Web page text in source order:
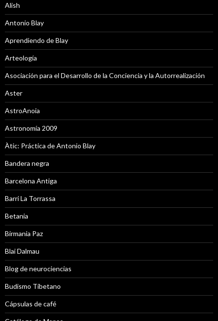
Alish
Antonio Blay
Aprendiendo de Blay
Arteología
Asociación para el Desarrollo de la Conciencia y la Autorrealización
Aster
AstroAnoia
Astronomía 2009
Àtic: Práctica de Antonio Blay
Bandera negra
Barcelona Antiga
Barri La Torrassa
Betania
Birmania Paz
Blai Dalmau
Blog de neurociencias
Budismo Tibetano
Cápsulas de café